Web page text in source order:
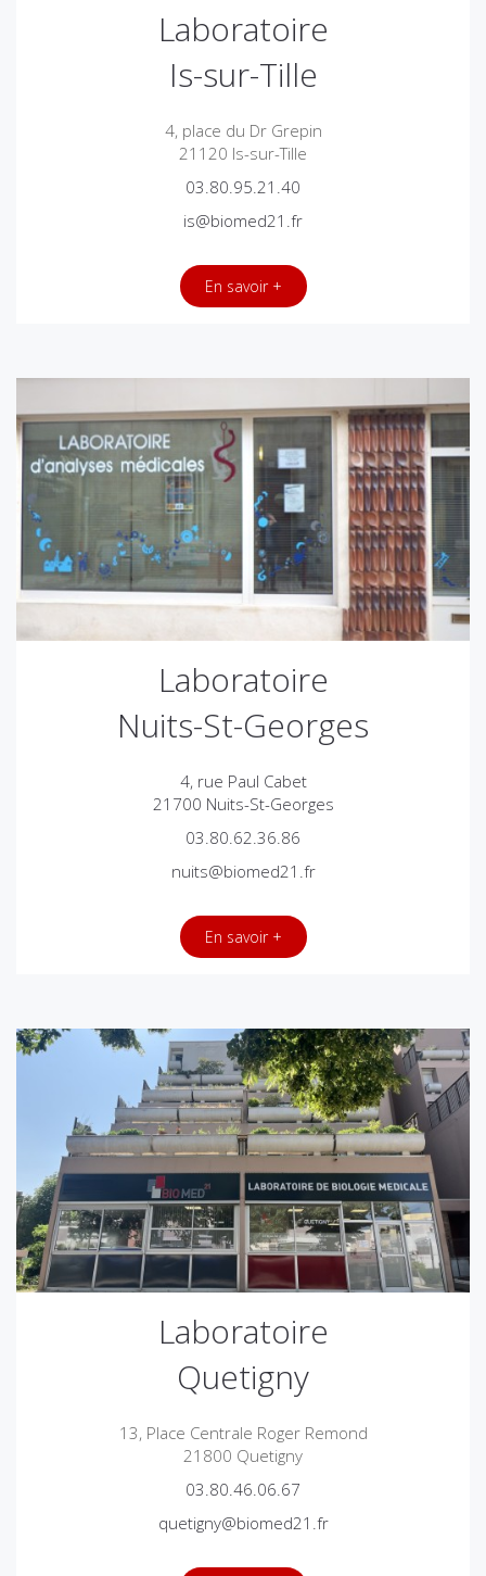
Laboratoire
Is-sur-Tille
4, place du Dr Grepin
21120 Is-sur-Tille
03.80.95.21.40
is@biomed21.fr
En savoir +
Laboratoire
Nuits-St-Georges
4, rue Paul Cabet
21700 Nuits-St-Georges
03.80.62.36.86
nuits@biomed21.fr
En savoir +
Laboratoire
Quetigny
13, Place Centrale Roger Remond
21800 Quetigny
03.80.46.06.67
quetigny@biomed21.fr